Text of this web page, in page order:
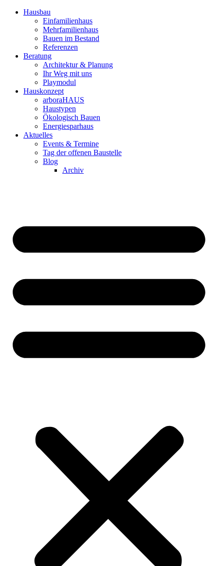
Hausbau
Einfamilienhaus
Mehrfamilienhaus
Bauen im Bestand
Referenzen
Beratung
Architektur & Planung
Ihr Weg mit uns
Playmodul
Hauskonzept
arboraHAUS
Haustypen
Ökologisch Bauen
Energiesparhaus
Aktuelles
Events & Termine
Tag der offenen Baustelle
Blog
Archiv